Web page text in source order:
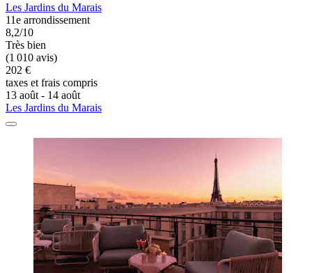
Les Jardins du Marais
11e arrondissement
8,2/10
Très bien
(1 010 avis)
202 €
taxes et frais compris
13 août - 14 août
Les Jardins du Marais